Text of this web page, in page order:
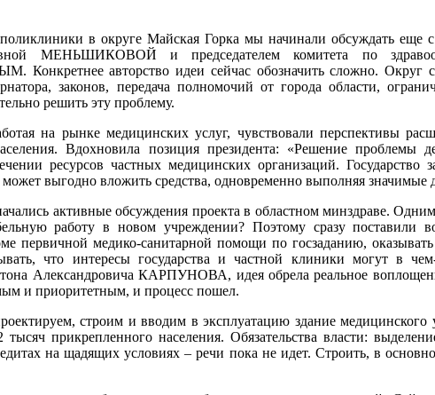
в округе Майская Горка мы начинали обсуждать еще
МЕНЬШИКОВОЙ и председателем комитета по
авторство идеи сейчас обозначить сложно. Округ
законов, передача полномочий от города области,
решить эту проблему.
на рынке медицинских услуг, чувствовали перспективы
Вдохновила позиция президента: «Решение проблемы
ресурсов частных медицинских организаций. Государство
выгодно вложить средства, одновременно выполняя значимые
активные обсуждения проекта в областном мин­здраве.
работу в новом учреждении? Поэтому сразу поставили
первичной медико-санитарной помощи по госзаданию,
что интересы государства и частной клиники могут в
Александровича КАРПУНОВА, идея обрела реальное
и приоритетным, и процесс пошел.
строим и вводим в эксплуатацию здание
прикрепленного населения. Обязательства власти:
на щадящих условиях – речи пока не идет. Строить, в